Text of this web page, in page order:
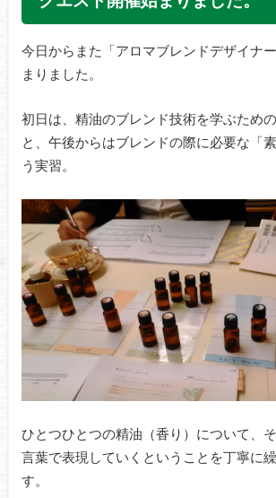
今日からまた「アロマブレンドデザイナ
まりました。
初日は、精油のブレンド技術を学ぶため
と、午後からはブレンドの際に必要な「
う実習。
ひとつひとつの精油（香り）について、
言葉で表現していくということを丁寧に
す。